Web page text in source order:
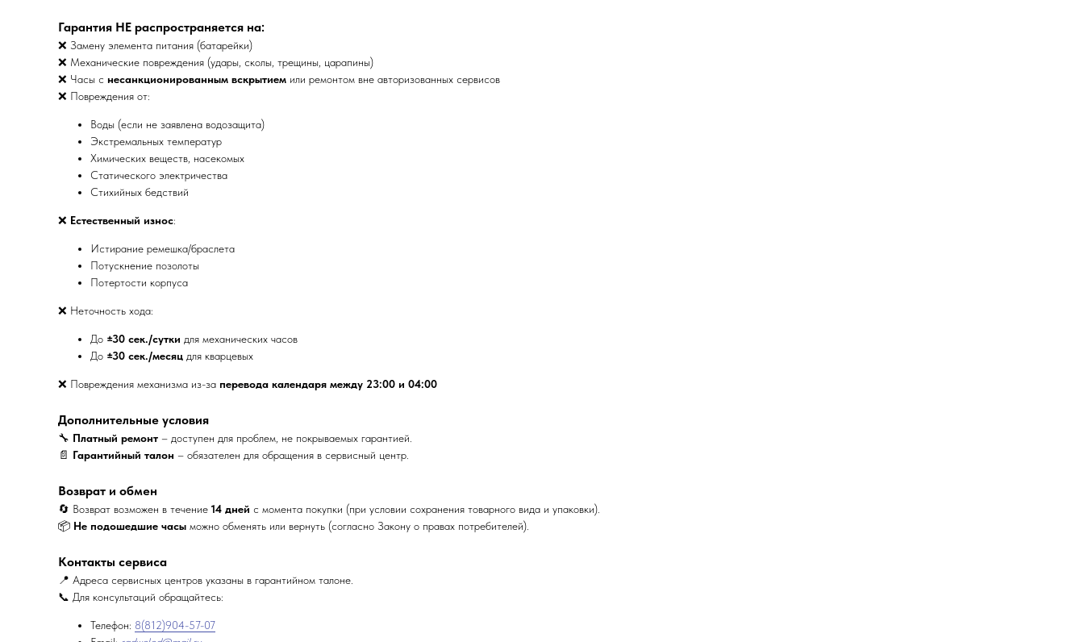
Гарантия НЕ распространяется на:
❌ Замену элемента питания (батарейки)
❌ Механические повреждения (удары, сколы, трещины, царапины)
❌ Часы с несанкционированным вскрытием или ремонтом вне авторизованных сервисов
❌ Повреждения от:
Воды (если не заявлена водозащита)
Экстремальных температур
Химических веществ, насекомых
Статического электричества
Стихийных бедствий
❌ Естественный износ:
Истирание ремешка/браслета
Потускнение позолоты
Потертости корпуса
❌ Неточность хода:
До ±30 сек./сутки для механических часов
До ±30 сек./месяц для кварцевых
❌ Повреждения механизма из-за перевода календаря между 23:00 и 04:00
Дополнительные условия
🔧 Платный ремонт – доступен для проблем, не покрываемых гарантией.
📄 Гарантийный талон – обязателен для обращения в сервисный центр.
Возврат и обмен
🔄 Возврат возможен в течение 14 дней с момента покупки (при условии сохранения товарного вида и упаковки).
📦 Не подошедшие часы можно обменять или вернуть (согласно Закону о правах потребителей).
Контакты сервиса
📍 Адреса сервисных центров указаны в гарантийном талоне.
📞 Для консультаций обращайтесь:
Телефон: 8(812)904-57-07